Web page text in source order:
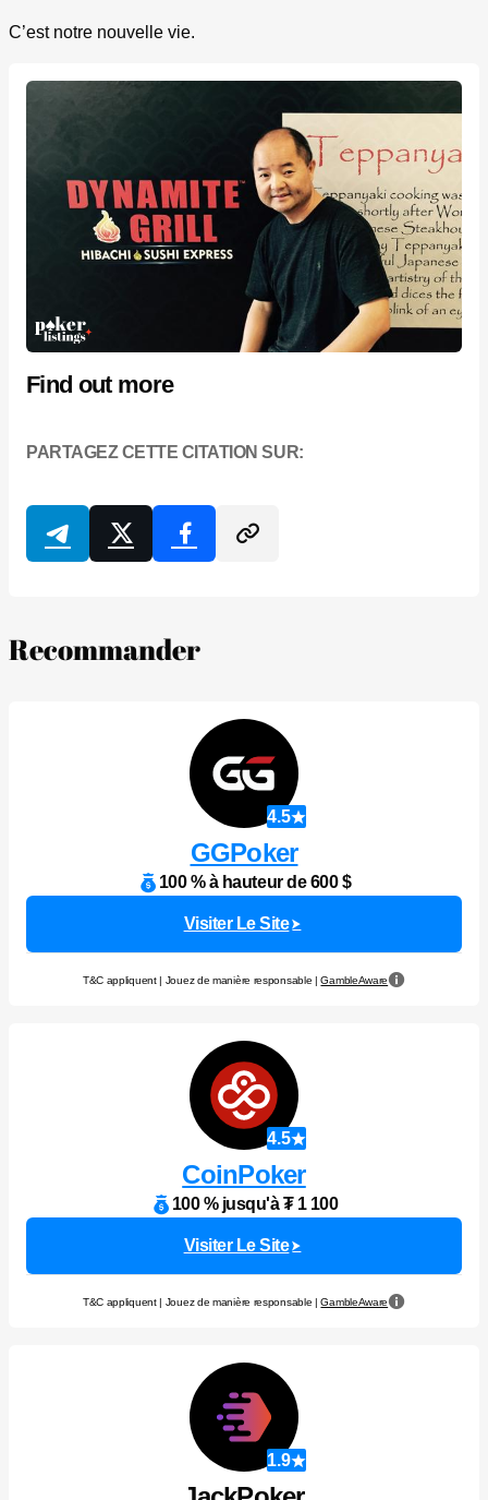
C’est notre nouvelle vie.
Find out more
PARTAGEZ CETTE CITATION SUR:
Recommander
4.5
GGPoker
100 % à hauteur de 600 $
Visiter Le Site
T&C appliquent | Jouez de manière responsable |GambleAware
4.5
CoinPoker
100 % jusqu'à ₮ 1 100
Visiter Le Site
T&C appliquent | Jouez de manière responsable |GambleAware
1.9